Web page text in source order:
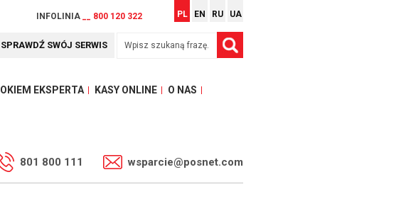
INFOLINIA __ 800 120 322 PL EN RU UA
SPRAWDŹ SWÓJ SERWIS
OKIEM EKSPERTA KASY ONLINE O NAS
801 800 111 wsparcie@posnet.com